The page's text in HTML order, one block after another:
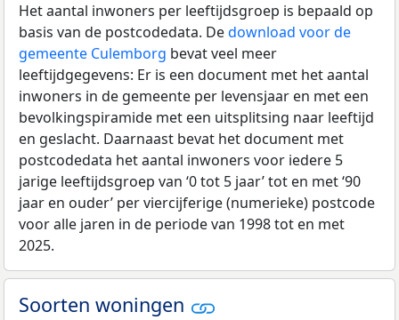
Het aantal inwoners per leeftijdsgroep is bepaald op
basis van de postcodedata. Dedownload voor de
gemeente Culemborg bevat veel meer
leeftijdgegevens: Er is een document met het aantal
inwoners in de gemeente per levensjaar en met een
bevolkingspiramide met een uitsplitsing naar leeftijd
en geslacht. Daarnaast bevat het document met
postcodedata het aantal inwoners voor iedere 5
jarige leeftijdsgroep van ‘0 tot 5 jaar’ tot en met ‘90
jaar en ouder’ per viercijferige (numerieke) postcode
voor alle jaren in de periode van 1998 tot en met
2025.
Soorten woningen